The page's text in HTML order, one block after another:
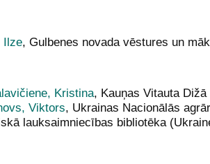
Ilze, Gulbenes novada vēstures un
Kristina, Kauņas Vitauta
Viktors, Ukrainas Nacionālās
lauksaimniecības bibliotēka